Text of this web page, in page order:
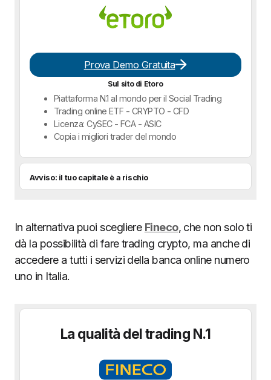
Prova Demo Gratuita
Sul sito di Etoro
Piattaforma N.1 al mondo per il Social Trading
Trading online ETF - CRYPTO - CFD
Licenza: CySEC - FCA - ASIC
Copia i migliori trader del mondo
Avviso: il tuo capitale è a rischio
In alternativa puoi scegliere Fineco, che non solo ti
dà la possibilità di fare trading crypto, ma anche di
accedere a tutti i servizi della banca online numero
uno in Italia.
La qualità del trading N.1